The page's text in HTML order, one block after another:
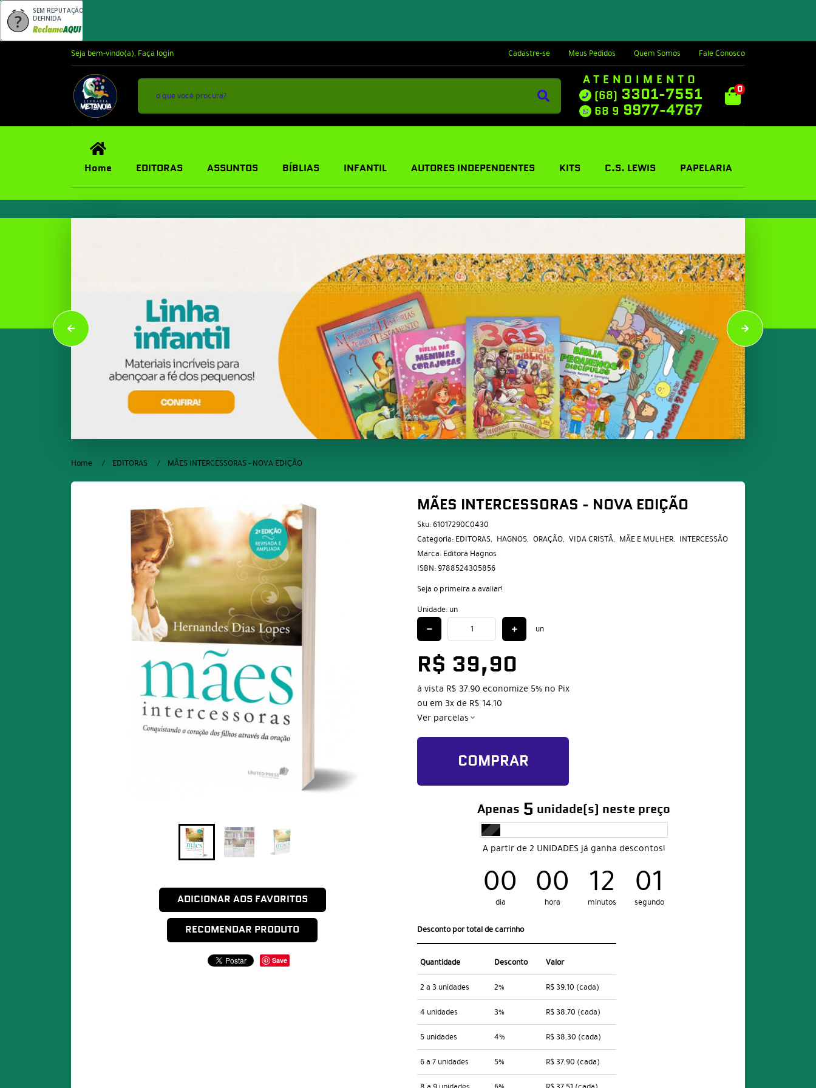
SEM REPUTAÇÃO
DEFINIDA
Seja bem-vindo(a), Faça login Cadastre-se Meus Pedidos Quem Somos Fale Conosco
ATENDIMENTO
(68) 3301-7551
68 9 9977-4767
0
Home EDITORAS ASSUNTOS BÍBLIAS INFANTIL AUTORES INDEPENDENTES KITS C.S. LEWIS PAPELARIA
Home EDITORAS MÃES INTERCESSORAS - NOVA EDIÇÃO
ADICIONAR AOS FAVORITOS
RECOMENDAR PRODUTO
Save
MÃES INTERCESSORAS - NOVA EDIÇÃO
Sku: 61017290C0430
Categoria: EDITORAS HAGNOS ORAÇÃO VIDA CRISTÃ MÃE E MULHER INTERCESSÃO
Marca: Editora Hagnos
ISBN: 9788524305856
Seja o primeira a avaliar!
Unidade: un
un
R$ 39,90
à vista R$ 37,90 economize 5% no Pix
ou em 3xde R$ 14,10
Ver parcelas
COMPRAR
Apenas 5 unidade(s) neste preço
A partir de 2 UNIDADES já ganha descontos!
00
dia 00
hora 12
minutos 00
segundo
Desconto por total de carrinho
Quantidade Desconto Valor
2 a 3 unidades 2% R$ 39,10 (cada)
4 unidades 3% R$ 38,70 (cada)
5 unidades 4% R$ 38,30 (cada)
6 a 7 unidades 5% R$ 37,90 (cada)